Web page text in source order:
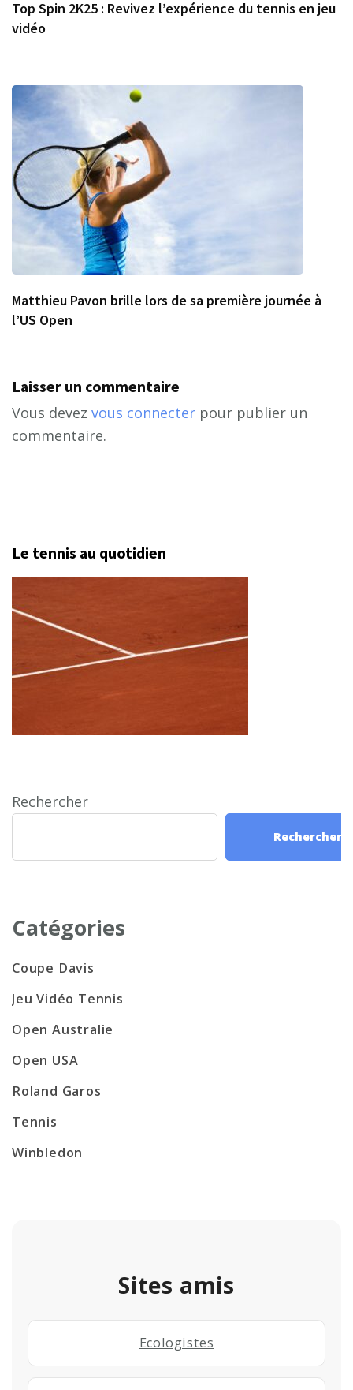
Top Spin 2K25 : Revivez l’expérience du tennis en jeu
vidéo
Matthieu Pavon brille lors de sa première journée à
l’US Open
Laisser un commentaire
Vous devez vous connecter pour publier un
commentaire.
Le tennis au quotidien
Rechercher
Rechercher
Catégories
Coupe Davis
Jeu Vidéo Tennis
Open Australie
Open USA
Roland Garos
Tennis
Winbledon
Sites amis
Ecologistes